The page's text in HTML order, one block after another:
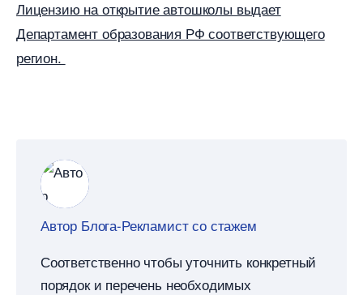
Лицензию на открытие автошколы выдает
Департамент образования РФ соответствующего
регион.
Автор Блога-Рекламист со стажем
Соответственно чтобы уточнить конкретный
порядок и перечень необходимых